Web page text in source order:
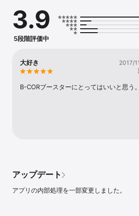
【アプリの特徴】
■HOME
チケット購入、B.LEAGUE会員マイページの
選手一覧ページ、公式サイトと連動したニ
また、お気に入り選手の登録ができるよう
会員限定イベントの情報や申し込み、
試合日程やGAME REPORT等の試合情報が
■MORE
確認できます。
3.9
5段階評価中
大好き
2017/
B-CORブースターにとってはいいと思う。
アップデート
アプリの内部処理を一部変更しました。